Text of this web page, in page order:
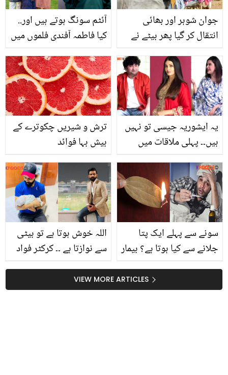
آئٹم سونگ ہوتے ہیں اور..
کیا فاطمہ آفندی فلموں میں
بھی اداکاری کریں گی؟
جوان شوہر اور بھائی
انتقال کر گیا پھر بیٹے نے
بچپن میں میری لیے
مزدوری کی ۔۔ بڑے ہوٹل کی
مالکن یہ عورت لنڈے کے
کپڑے بیچ کر کیسے زندگی
گزار رہی ہے؟
ترش و شیریں چکوترے کے
بیش بہا فوائد
یہ ایشوریہ جیسی تو نہیں
ہیں۔۔ پہلی ملاقات میں
دانش نواز نے ندا یاسر کا
مقابلہ بھارتی اداکارہ سے
کیوں کیا تھا؟
اللہ خوش ہوتا ہے تو بیٹی
سے نوازتا ہے ۔۔ کرکٹر فواد
عالم کے ہاں تیسری بیٹی
کی پیدائش
سونے سے پہلے ایک پتا
جلانے سے کیا ہوتا ہے؟ بیمار
رہ رہ کر تھک گئے ہیں تو
تیز پات کے یہ استعمال بھی
جان لیں
VIEW MORE ARTICLES